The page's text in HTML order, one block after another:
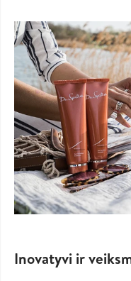
Image
Inovatyvi ir